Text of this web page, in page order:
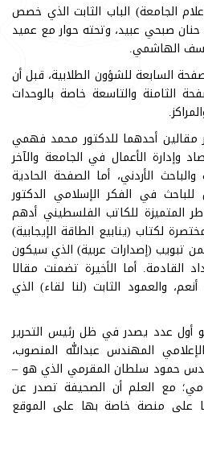
الجامعة) الباب الثابت الذي خصص
حنان صبحي عبيد، وتحته حوار مع عميد
الهاشمي.
السابعة للشؤون الطلابية، قبل أن
الثامنة والتاسعة خاصة بالوحدات
أحدهما للدكتور محمد فهمي
وإدارة الأعمال في الجامعة والآخر
الأردني، أما الصفحة الحادية
في الفكر الإسلامي الدكتور
المتميزة للكاتب الفلسطيني أدهم
لكتاب (ينابيع الطاقة الإيجابية)
تبويب (إصدارات عربية) الذي سيكون
القادمة. أما الأخيرة تضمنت مقالا
والعمود الثابت (لنا لقاء) الذي
أول عدد يصدر في ظل رئيس التحرير
المهندس عبدالله المنصوب،
حمود سلطان المقرمي الذي هو –
مع العلم أن الصحيفة تصدر عن
على منصة خاصة بها على الموقع